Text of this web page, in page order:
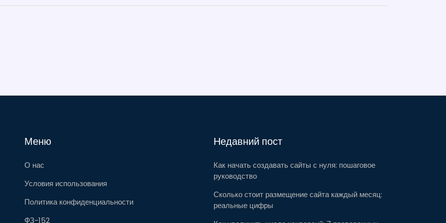
бизнес может создать свой собственный сайт
Меню
О нас
Условия использования
Политика конфиденциальности
ФЗ-152
Недавний пост
Как начать создавать сайты с нуля: пошаговое
руководство
Сколько стоит размещение сайта каждый месяц:
реальные цифры